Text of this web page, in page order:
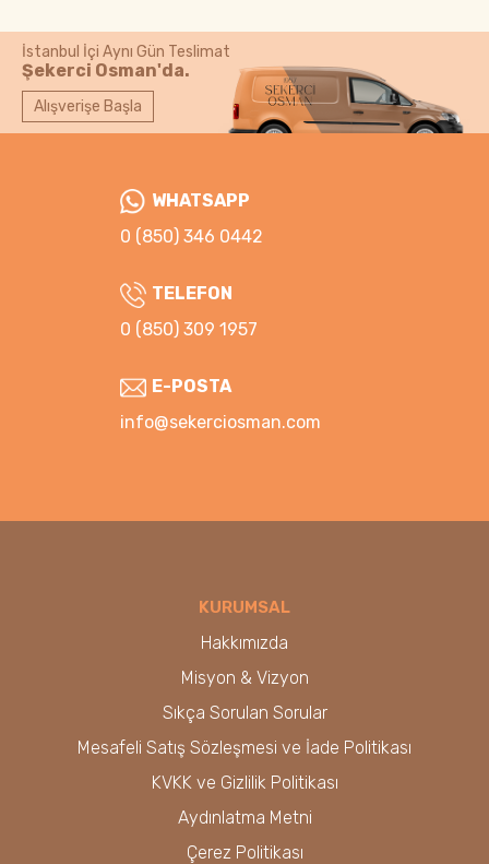
İstanbul İçi Aynı Gün Teslimat
Şekerci Osman'da.
Alışverişe Başla
WHATSAPP
0 (850) 346 0442
TELEFON
0 (850) 309 1957
E-POSTA
info@sekerciosman.com
KURUMSAL
Hakkımızda
Misyon & Vizyon
Sıkça Sorulan Sorular
Mesafeli Satış Sözleşmesi ve İade Politikası
KVKK ve Gizlilik Politikası
Aydınlatma Metni
Çerez Politikası